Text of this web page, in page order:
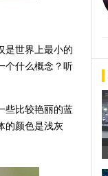
是世界上最小的
个什么概念？听
些比较艳丽的蓝
的颜色是浅灰